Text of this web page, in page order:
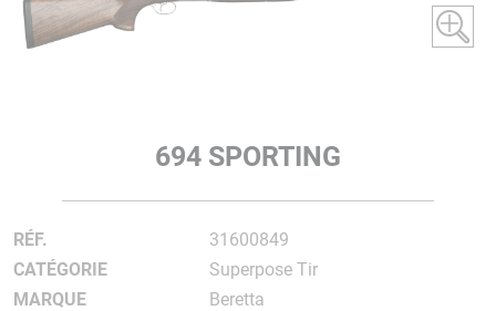
694 SPORTING
RÉF.
31600849
CATÉGORIE
Superpose Tir
MARQUE
Beretta